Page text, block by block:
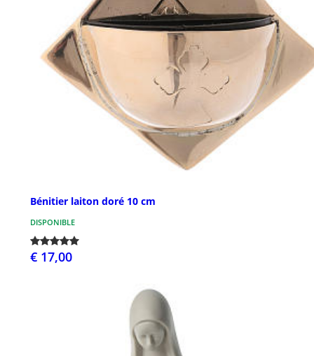
Bénitier laiton doré 10 cm
DISPONIBLE
€ 17,00